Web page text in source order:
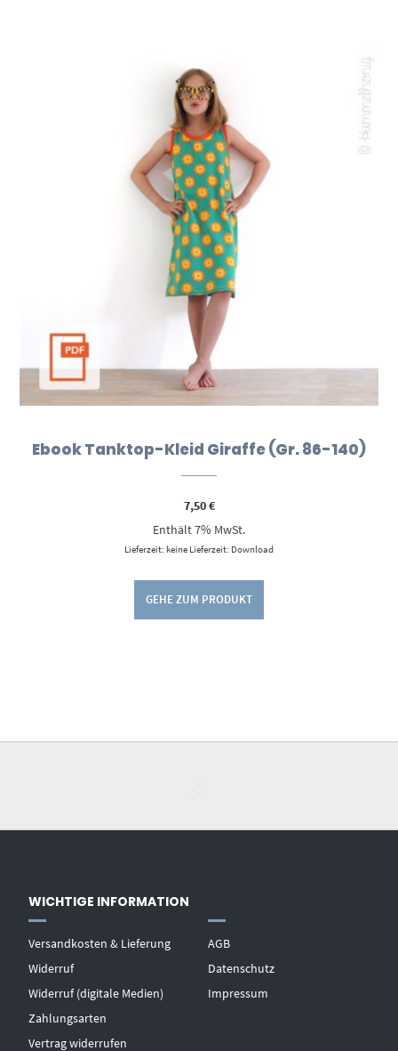
Ebook Tanktop-Kleid Giraffe (Gr. 86-140)
7,50€
Enthält 7% MwSt.
Lieferzeit: keine Lieferzeit: Download
GEHE ZUM PRODUKT
WICHTIGE INFORMATION
Versandkosten & Lieferung
Widerruf
Widerruf (digitale Medien)
Zahlungsarten
Vertrag widerrufen
AGB
Datenschutz
Impressum